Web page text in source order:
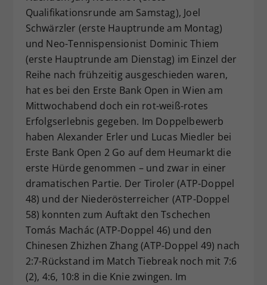
Qualifikationsrunde am Samstag), Joel
Schwärzler (erste Hauptrunde am Montag)
und Neo-Tennispensionist Dominic Thiem
(erste Hauptrunde am Dienstag) im Einzel der
Reihe nach frühzeitig ausgeschieden waren,
hat es bei den Erste Bank Open in Wien am
Mittwochabend doch ein rot-weiß-rotes
Erfolgserlebnis gegeben. Im Doppelbewerb
haben Alexander Erler und Lucas Miedler bei
Erste Bank Open 2 Go auf dem Heumarkt die
erste Hürde genommen – und zwar in einer
dramatischen Partie. Der Tiroler (ATP-Doppel
48) und der Niederösterreicher (ATP-Doppel
58) konnten zum Auftakt den Tschechen
Tomás Machác (ATP-Doppel 46) und den
Chinesen Zhizhen Zhang (ATP-Doppel 49) nach
2:7-Rückstand im Match Tiebreak noch mit 7:6
(2), 4:6, 10:8 in die Knie zwingen. Im
Zweck
Dieser Wert speichert Ihre Consent-
Einstellungen. Unter anderem eine
zufällig generierte ID, für die
historische Speicherung Ihrer
vorgenommen Einstellungen, falls der
Webseiten-Betreiber dies eingestellt
hat.